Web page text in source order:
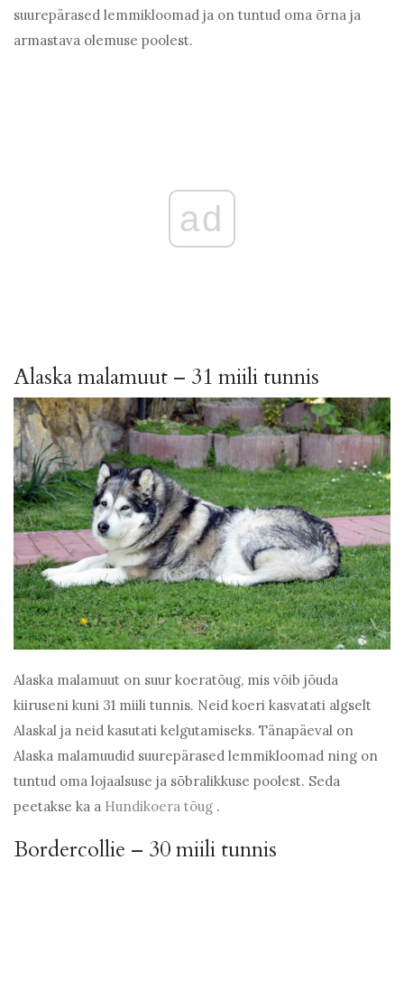
suurepärased lemmikloomad ja on tuntud oma õrna ja
armastava olemuse poolest.
ad
Alaska malamuut – 31 miili tunnis
Alaska malamuut on suur koeratõug, mis võib jõuda
kiiruseni kuni 31 miili tunnis. Neid koeri kasvatati algselt
Alaskal ja neid kasutati kelgutamiseks. Tänapäeval on
Alaska malamuudid suurepärased lemmikloomad ning on
tuntud oma lojaalsuse ja sõbralikkuse poolest. Seda
peetakse ka a Hundikoera tõug .
Bordercollie – 30 miili tunnis